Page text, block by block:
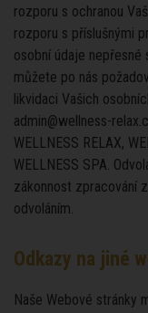
rozporu s ochranou
rozporu s příslušnými
osobní údaje
můžete po nás
likvidaci Vašich
admin@wellness-
WELLNESS RELAX,
WELLNESS SPA.
zákonnost zpracování
odvoláním.
Odkazy na jiné
Naše Webové stránky